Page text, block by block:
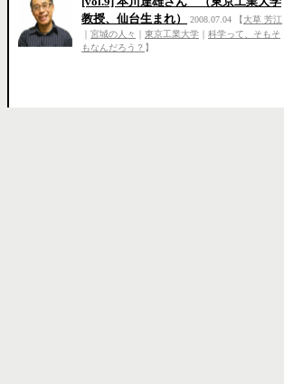
教授、仙台生まれ）
2008.07.04 【大草 芳江
宮城の人々 東京工業大学
科学って、そもそ
もなんだろう？ 】